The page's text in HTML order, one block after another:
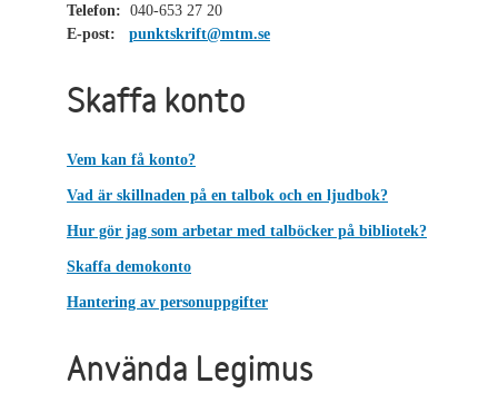
Telefon: 040-653 27 20
E-post:
punktskrift@mtm.se
Skaffa konto
Vem kan få konto?
Vad är skillnaden på en talbok och en ljudbok?
Hur gör jag som arbetar med talböcker på bibliotek?
Skaffa demokonto
Hantering av personuppgifter
Använda Legimus